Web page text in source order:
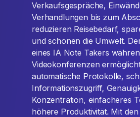
Verkaufsgespräche,
Verhandlungen bis zum
reduzieren Reisebedarf,
und schonen die Umwelt.
eines IA Note Takers
Videokonferenzen
automatische Protokolle,
Informationszugriff,
Konzentration, einfacheres
höhere Produktivität. Mit den